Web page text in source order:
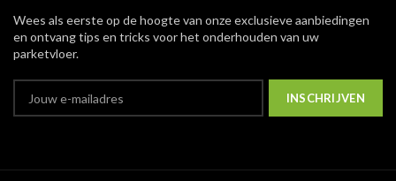
Wees als eerste op de hoogte van onze exclusieve aanbiedingen
en ontvang tips en tricks voor het onderhouden van uw
parketvloer.